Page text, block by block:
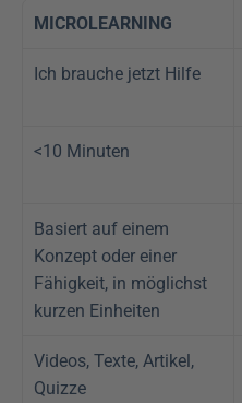
MICROLEARNING
Ich brauche jetzt Hilfe
<10 Minuten
Basiert auf einem
Konzept oder einer
Fähigkeit, in möglichst
kurzen Einheiten
Videos, Texte, Artikel,
Quizze